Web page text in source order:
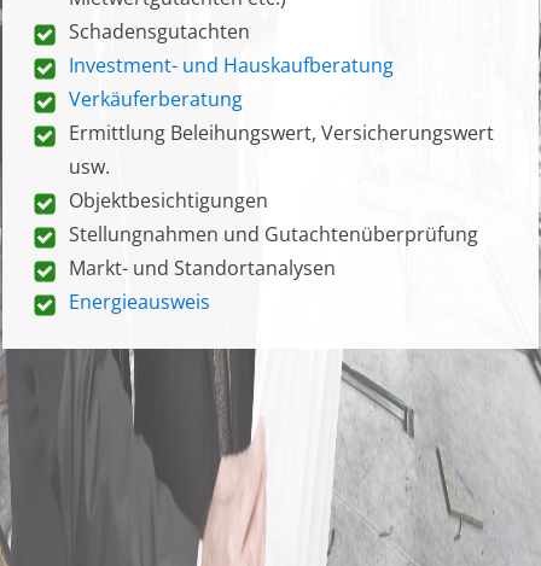
Schadensgutachten
Investment- und Hauskaufberatung
Verkäuferberatung
Ermittlung Beleihungswert, Versicherungswert
usw.
Objektbesichtigungen
Stellungnahmen und Gutachtenüberprüfung
Markt- und Standortanalysen
Energieausweis